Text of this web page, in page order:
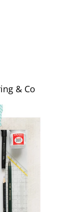
& Co